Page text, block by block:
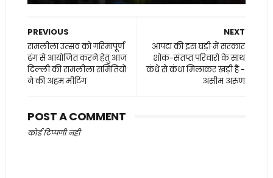
NEXT
आपदा की इस घड़ी में सरकार
शोक-संतप्त परिवारों के साथ
कंधे से कंधा मिलाकर खड़ी है -
असीम अरुण
PREVIOUS
रामलीला उत्सव को गरिमापूर्ण
ढंग से आयोजित करने हेतु आज
दिल्ली की रामलीला समितियों
ने की अहम मीटिंग
POST A COMMENT
कोई टिप्पणी नहीं